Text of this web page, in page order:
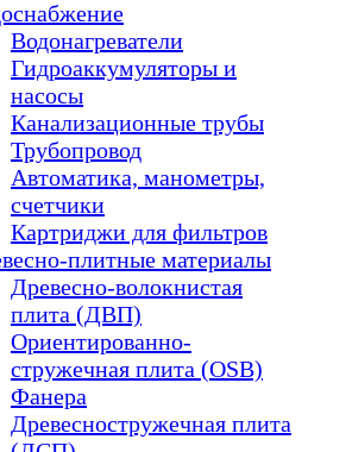
Водонагреватели
Гидроаккумуляторы и
насосы
Канализационные трубы
Трубопровод
Автоматика, манометры,
счетчики
Картриджи для фильтров
плитные материалы
Древесно-волокнистая
плита (ДВП)
Ориентированно-
стружечная плита (OSB)
Фанера
Древесностружечная плита